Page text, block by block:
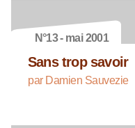
N°13 - mai 2001
Sans trop savoir
par Damien Sauvezie